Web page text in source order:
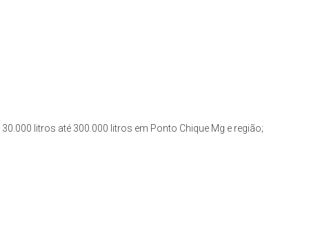
litros até 300.000 litros em Ponto Chique Mg e região;